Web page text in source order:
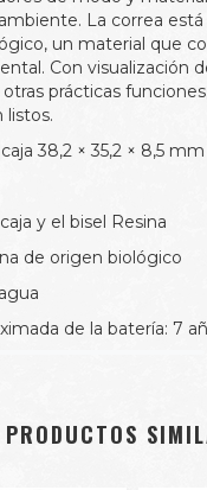
La correa está
un material que
Con visualización
prácticas
listos.
38,2 × 35,2 × 8,5 mm
y el bisel Resina
de origen biológico
de la batería: 7
PRODUCTOS